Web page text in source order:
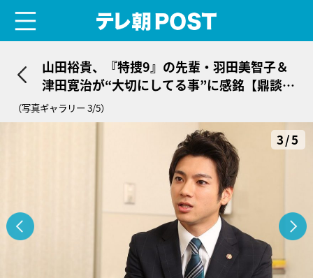
山田裕貴、『特捜9』の先輩・羽田美智子＆
津田寛治が“大切にしてる事”に感銘【鼎談・
後編】
（写真ギャラリー 3/5）
3/5